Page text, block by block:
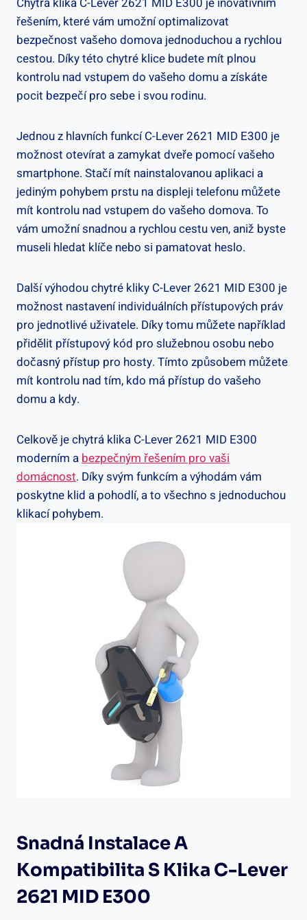
řešením, které vám umožní optimalizovat
bezpečnost ⁢vašeho domova jednoduchou a⁤ rychlou⁤
cestou. Díky této chytré klice budete mít ⁣plnou
kontrolu nad vstupem do vašeho domu a získáte
pocit bezpečí pro⁢ sebe i svou rodinu.
Jednou z hlavních funkcí C-Lever 2621 MID E300 je
možnost otevírat a‍ zamykat dveře pomocí vašeho
smartphone. Stačí mít​ nainstalovanou aplikaci a
jediným pohybem prstu na displeji telefonu můžete
mít ⁤kontrolu nad ‌vstupem do vašeho​ domova. ‍To
vám umožní snadnou a rychlou cestu ven, aniž byste
museli hledat klíče nebo si pamatovat heslo.
Další výhodou chytré kliky C-Lever‌ 2621 MID E300 je
‍možnost nastavení individuálních přístupových práv
pro ‌jednotlivé uživatele. Díky tomu můžete ⁤například
přidělit přístupový kód pro služebnou osobu nebo
dočasný přístup pro hosty. Tímto způsobem můžete
mít⁢ kontrolu nad tím, kdo má přístup do vašeho
domu a kdy.
Celkově je chytrá klika C-Lever 2621 MID E300
‍moderním abezpečným řešením pro vaši
domácnost. Díky svým funkcím a výhodám vám
poskytne klid a pohodlí, a to všechno ⁤s jednoduchou
klikací ​pohybem.
Snadná Instalace A
Kompatibilita S Klika C-Lever
2621 MID E300